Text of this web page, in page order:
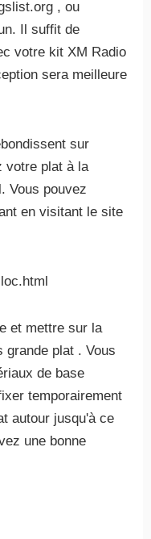
, ou
Il suffit de
votre kit XM Radio
sera meilleure
sur
votre plat à la
Vous pouvez
en visitant le site
et mettre sur la
grande plat . Vous
de base
temporairement
autour jusqu'à ce
une bonne